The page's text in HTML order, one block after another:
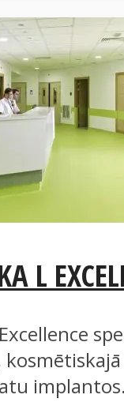
L